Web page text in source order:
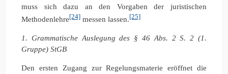
muss sich dazu an den Vorgaben der juristischen
Methodenlehre[24] messen lassen.[25]
1. Grammatische Auslegung des § 46 Abs. 2 S. 2 (1.
Gruppe) StGB
Den ersten Zugang zur Regelungsmaterie eröffnet die